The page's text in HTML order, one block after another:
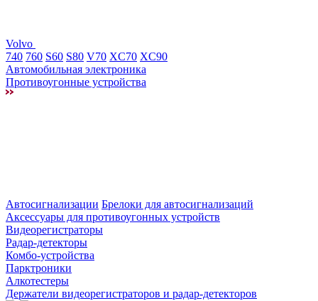
Volvo
740 760 S60 S80 V70 XC70 XC90
Автомобильная электроника
Противоугонные устройства
Автосигнализации Брелоки для автосигнализаций
Аксессуары для противоугонных устройств
Видеорегистраторы
Радар-детекторы
Комбо-устройства
Парктроники
Алкотестеры
Держатели видеорегистраторов и радар-детекторов